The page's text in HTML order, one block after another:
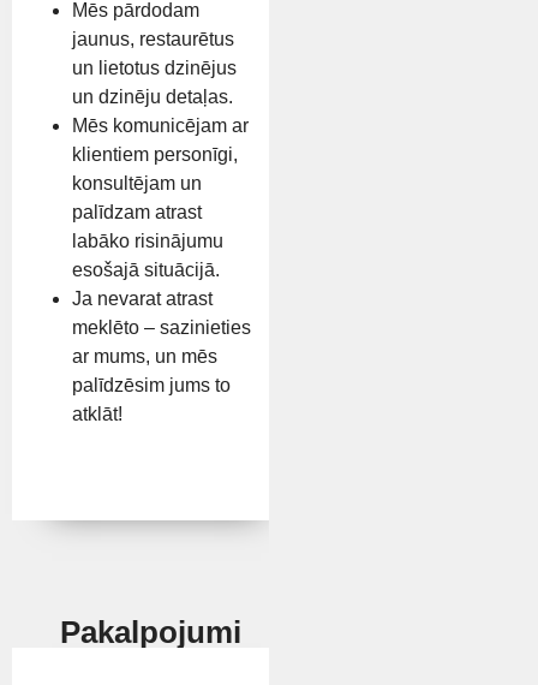
Mēs pārdodam
jaunus, restaurētus
un lietotus dzinējus
un dzinēju detaļas.
Mēs komunicējam ar
klientiem personīgi,
konsultējam un
palīdzam atrast
labāko risinājumu
esošajā situācijā.
Ja nevarat atrast
meklēto – sazinieties
ar mums, un mēs
palīdzēsim jums to
atklāt!
Pakalpojumi